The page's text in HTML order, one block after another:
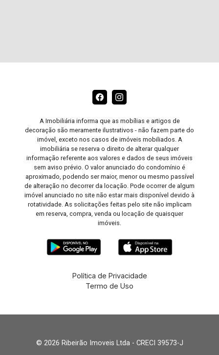
A Imobiliária informa que as mobílias e artigos de
decoração são meramente ilustrativos - não fazem parte do
imóvel, exceto nos casos de imóveis mobiliados. A
imobiliária se reserva o direito de alterar qualquer
informação referente aos valores e dados de seus imóveis
sem aviso prévio. O valor anunciado do condomínio é
aproximado, podendo ser maior, menor ou mesmo passível
de alteração no decorrer da locação. Pode ocorrer de algum
imóvel anunciado no site não estar mais disponível devido à
rotatividade. As solicitações feitas pelo site não implicam
em reserva, compra, venda ou locação de quaisquer
imóveis.
Política de Privacidade
Termo de Uso
© 2026 Ribeirão Imoveis Ltda - CRECI 39573-J